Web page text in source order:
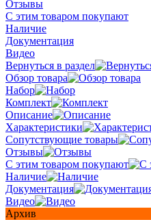
Отзывы
С этим товаром покупают
Наличие
Документация
Видео
Вернуться в раздел
Обзор товара
Набор
Комплект
Описание
Характеристики
Сопутствующие товары
Отзывы
С этим товаром покупают
Наличие
Документация
Видео
Архив